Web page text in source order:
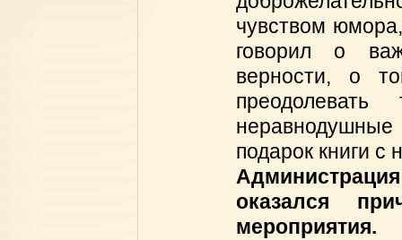
чувством
говорил о
верности, о
подарок книги с
оказался
мероприятия.